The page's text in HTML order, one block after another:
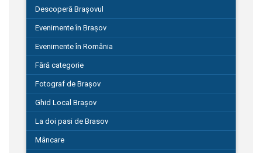
Descoperă Brașovul
Evenimente în Brașov
Evenimente în România
Fără categorie
Fotograf de Brașov
Ghid Local Brașov
La doi pasi de Brasov
Mâncare